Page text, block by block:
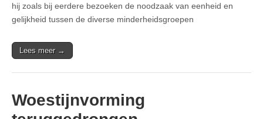
hij zoals bij eerdere bezoeken de noodzaak van eenheid en
gelijkheid tussen de diverse minderheidsgroepen
Lees meer →
Woestijnvorming